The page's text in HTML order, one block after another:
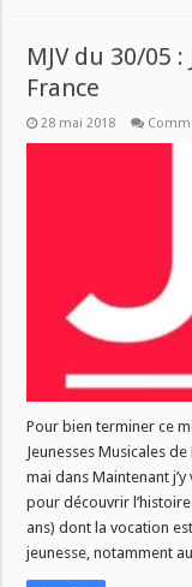
MJV du 30/05
France
28 mai 2018
Pour bien terminer ce
Jeunesses Musicales
mai dans Maintenant
pour découvrir
ans) dont la vocation
jeunesse, notamment